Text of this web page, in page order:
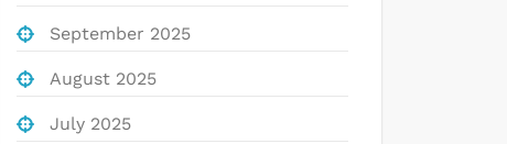
September 2025
August 2025
July 2025